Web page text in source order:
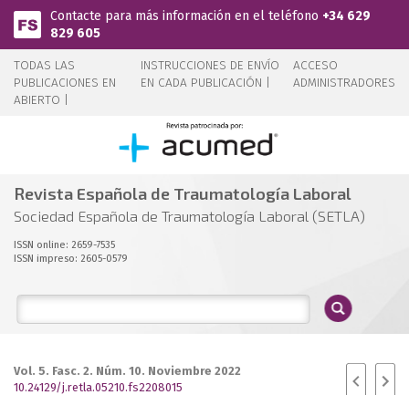
Pasar al contenido principal
Contacte para más información en el teléfono +34 629
829 605
TODAS LAS
PUBLICACIONES EN
ABIERTO |
INSTRUCCIONES DE ENVÍO
EN CADA PUBLICACIÓN |
ACCESO
ADMINISTRADORES
Revista Española de Traumatología Laboral
Sociedad Española de Traumatología Laboral (SETLA)
ISSN online: 2659-7535
ISSN impreso: 2605-0579
Vol. 5. Fasc. 2. Núm. 10. Noviembre 2022
10.24129/j.retla.05210.fs2208015